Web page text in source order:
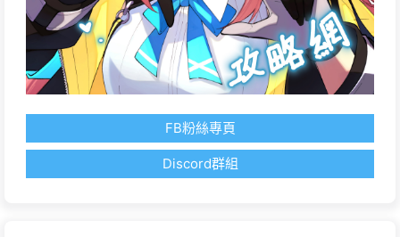
FB粉絲專頁
Discord群組